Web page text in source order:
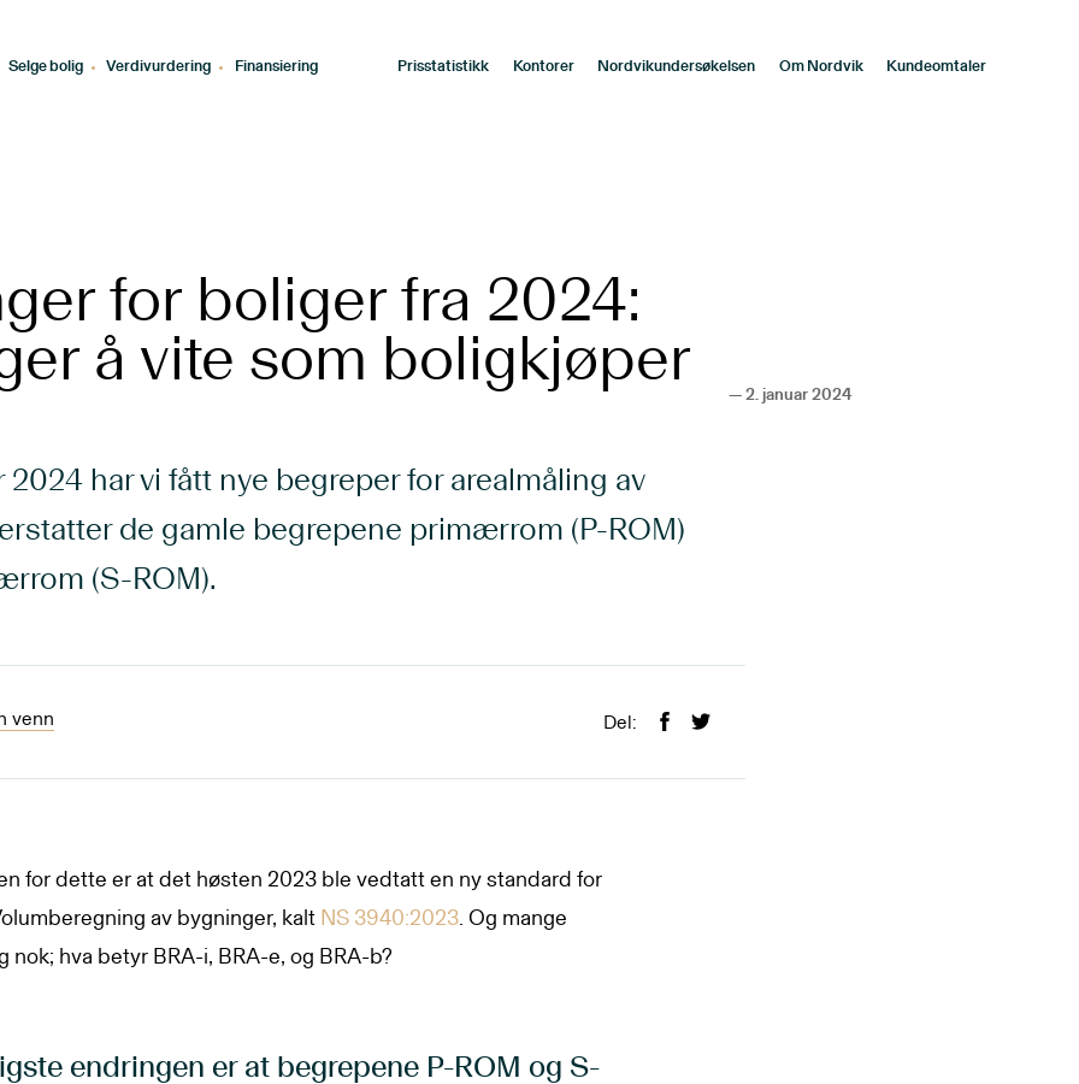
Selge bolig Verdivurdering Finansiering Prisstatistikk Kontorer Nordvikundersøkelsen Om Nordvik Kundeomtaler
for boliger fra 2024:
å vite som boligkjøper
— 2. januar 2024
2024 har vi fått nye begreper for arealmåling av
de gamle begrepene primærrom (P-ROM)
(S-ROM).
venn Del:
for dette er at det høsten 2023 ble vedtatt en ny standard for
av bygninger, kalt NS 3940:2023. Og mange
nok; hva betyr BRA-i, BRA-e, og BRA-b?
endringen er at begrepene P-ROM og S-